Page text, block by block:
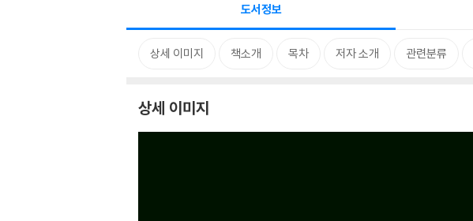
도서정보
상세 이미지 책소개 목차 저자 소개 관련분류
상세 이미지